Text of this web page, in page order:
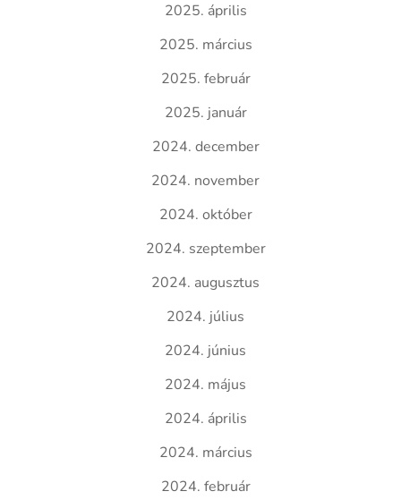
2025. április
2025. március
2025. február
2025. január
2024. december
2024. november
2024. október
2024. szeptember
2024. augusztus
2024. július
2024. június
2024. május
2024. április
2024. március
2024. február